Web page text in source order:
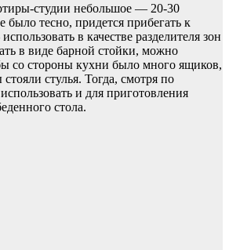
студии небольшое — 20-30
тесно, придется прибегать к
в качестве разделителя зон
в виде барной стойки, можно
со стороны кухни было много ящиков,
стулья. Тогда, смотря по
и для приготовления
стола.